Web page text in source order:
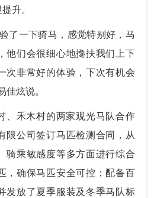
升。
一下骑马，感觉特别好，马
他们会很细心地搀扶我们上下
次非常好的体验，下次有机会
佳炫说。
禾木村的两家观光马队合作
限公司签订马匹检测合同，从
骑乘敏感度等多方面进行综合
，确保马匹安全可控；配备百
发放了夏季服装及冬季马队标